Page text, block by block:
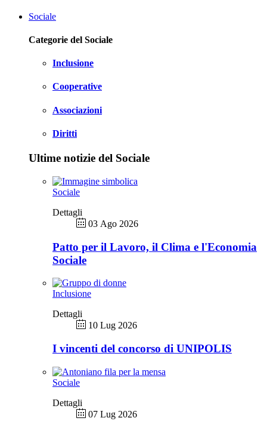
Sociale
Categorie del Sociale
Inclusione
Cooperative
Associazioni
Diritti
Ultime notizie del Sociale
Sociale
Dettagli
03 Ago 2026
Patto per il Lavoro, il Clima e l'Economia
Sociale
Inclusione
Dettagli
10 Lug 2026
I vincenti del concorso di UNIPOLIS
Sociale
Dettagli
07 Lug 2026